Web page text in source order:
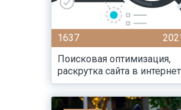
1637
Поисковая оптимизация,
раскрутка сайта в интернет